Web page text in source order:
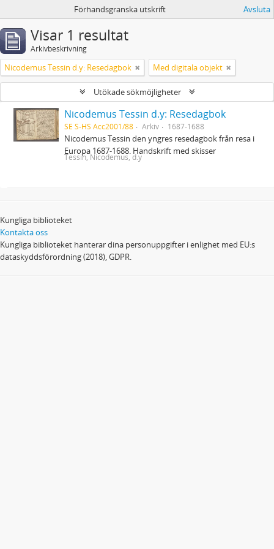
Förhandsgranska utskrift Avsluta
Visar 1 resultat
Arkivbeskrivning
Nicodemus Tessin d.y: Resedagbok Med digitala objekt
Utökade sökmöjligheter
Nicodemus Tessin d.y: Resedagbok
SE S-HS Acc2001/88 Arkiv 1687-1688
Nicodemus Tessin den yngres resedagbok från resa i
Europa 1687-1688. Handskrift med skisser
Tessin, Nicodemus, d.y
Kungliga biblioteket
Kontakta oss
Kungliga biblioteket hanterar dina personuppgifter i enlighet med EU:s
dataskyddsförordning (2018), GDPR.